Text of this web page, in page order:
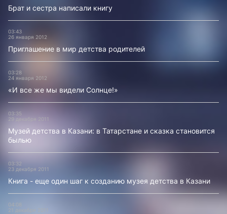
Брат и сестра написали книгу
03:43
26 января 2012
Приглашение в мир детства родителей
03:28
24 января 2012
«И все же мы видели Солнце!»
03:35
29 декабря 2011
Музей детства в Казани: в Татарстане и сказка становится
былью
03:32
23 декабря 2011
Книга - еще один шаг к созданию музея детства в Казани
04:08
21 декабря 2011